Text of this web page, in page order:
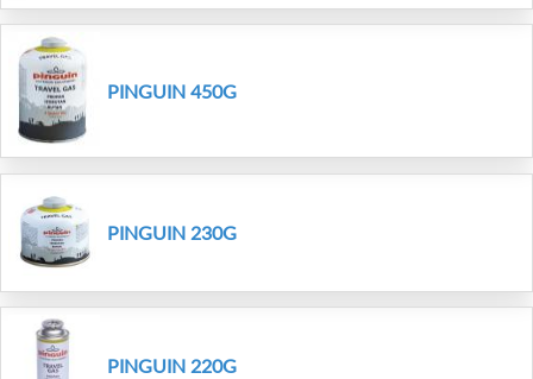
PINGUIN 450G
PINGUIN 230G
PINGUIN 220G